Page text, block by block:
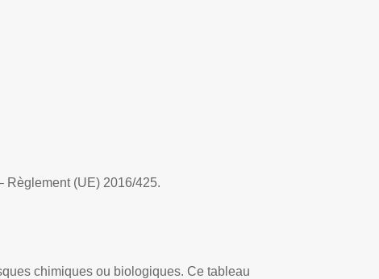
Règlement (UE) 2016/425.
chimiques ou biologiques. Ce tableau